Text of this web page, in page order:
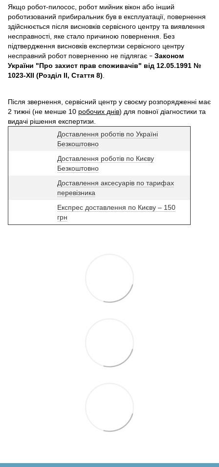
Якщо робот-пилосос, робот мийник вікон або інший
роботизований прибиральник був в експлуатації, повернення
здійснюється після висновків сервісного центру та виявлення
несправності, яке стало причиною повернення. Без
підтвердження висновків експертизи сервісного центру
несправний робот поверненню не підлягає – Законом
України "Про захист прав споживачів" від 12.05.1991 №
1023-XII (Розділ II, Стаття 8)
Після звернення, сервісний центр у своєму розпорядженні має
2 тижні (не менше 10 робочих днів) для повної діагностики та
видачі рішення експертизи.
Доставлення роботів по Україні
Безкоштовно
Доставлення роботів по Києву
Безкоштовно
Доставлення аксесуарів по тарифах
перевізника
Експрес доставлення по Києву – 150
грн